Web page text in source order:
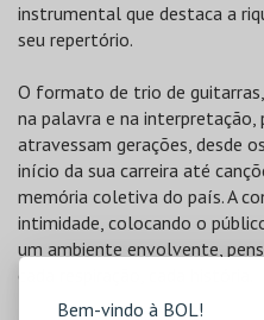
Bem-vindo à BOL!
instrumental que destaca a
seu repertório.
O formato de trio de
na palavra e na
atravessam gerações, desde
início da sua carreira até
memória coletiva do país. A
intimidade, colocando o
um ambiente envolvente,
cada respiração, cada história.